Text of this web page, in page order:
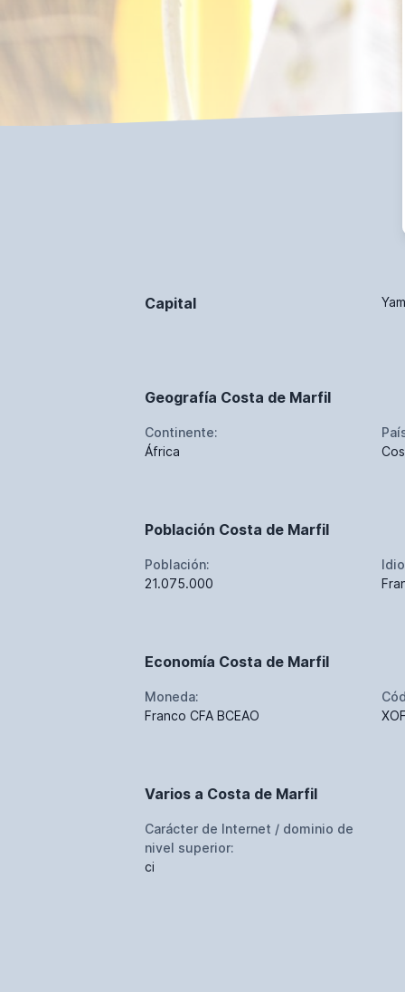
Capital
Geografía Costa de Marfil
Continente:
África
Población Costa de Marfil
Población:
21.075.000
Economía Costa de Marfil
Moneda:
Franco CFA BCEAO
Varios a Costa de Marfil
Carácter de Internet / dominio de
nivel superior:
ci